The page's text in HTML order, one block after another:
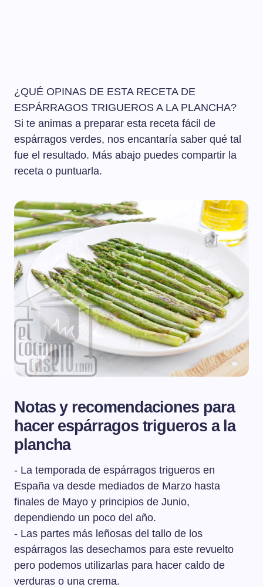
¿QUÉ OPINAS DE ESTA RECETA DE
ESPÁRRAGOS TRIGUEROS A LA PLANCHA?
Si te animas a preparar esta receta fácil de
espárragos verdes, nos encantaría saber qué tal
fue el resultado. Más abajo puedes compartir la
receta o puntuarla.
Notas y recomendaciones para
hacer espárragos trigueros a la
plancha
- La temporada de espárragos trigueros en
España va desde mediados de Marzo hasta
finales de Mayo y principios de Junio,
dependiendo un poco del año.
- Las partes más leñosas del tallo de los
espárragos las desechamos para este revuelto
pero podemos utilizarlas para hacer caldo de
verduras o una crema.